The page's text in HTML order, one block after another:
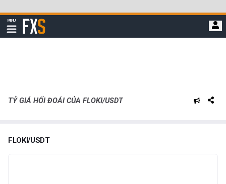
qua
đi
MENU
Hiển
thị
FXStreet
TỶ GIÁ HỐI ĐOÁI CỦA FLOKI/USDT
FLOKI/USDT